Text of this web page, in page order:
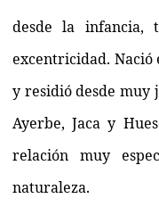
desde la infancia,
excentricidad. Nació
y residió desde muy
Ayerbe, Jaca y
relación muy
naturaleza.